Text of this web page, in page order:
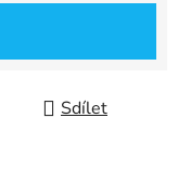
Sdílet